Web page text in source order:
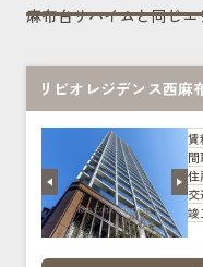
麻布台リハイムと同じ
リビオレジデンス西麻
賃
間
住
交
竣